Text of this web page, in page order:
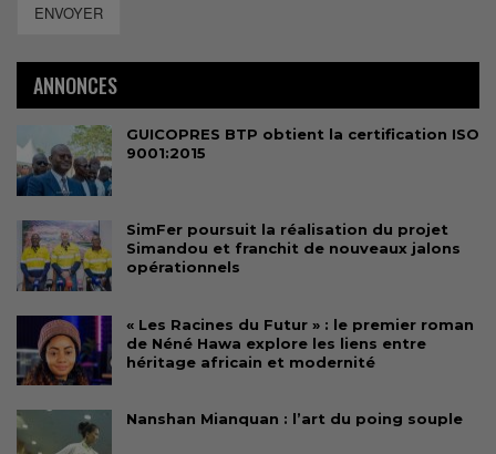
ENVOYER
ANNONCES
GUICOPRES BTP obtient la certification ISO
9001:2015
SimFer poursuit la réalisation du projet
Simandou et franchit de nouveaux jalons
opérationnels
« Les Racines du Futur » : le premier roman
de Néné Hawa explore les liens entre
héritage africain et modernité
Nanshan Mianquan : l’art du poing souple